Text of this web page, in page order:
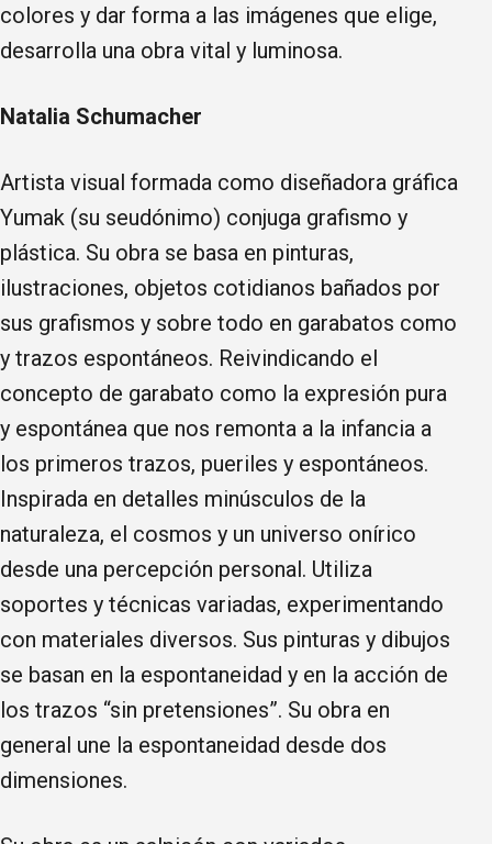
colores y dar forma a las imágenes que elige,
desarrolla una obra vital y luminosa.
Natalia Schumacher
Artista visual formada como diseñadora gráfica
Yumak (su seudónimo) conjuga grafismo y
plástica. Su obra se basa en pinturas,
ilustraciones, objetos cotidianos bañados por
sus grafismos y sobre todo en garabatos como
y trazos espontáneos. Reivindicando el
concepto de garabato como la expresión pura
y espontánea que nos remonta a la infancia a
los primeros trazos, pueriles y espontáneos.
Inspirada en detalles minúsculos de la
naturaleza, el cosmos y un universo onírico
desde una percepción personal. Utiliza
soportes y técnicas variadas, experimentando
con materiales diversos. Sus pinturas y dibujos
se basan en la espontaneidad y en la acción de
los trazos “sin pretensiones”. Su obra en
general une la espontaneidad desde dos
dimensiones.